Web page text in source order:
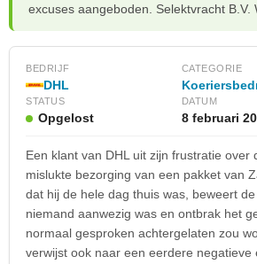
excuses aangeboden. Selektvracht B.V.
BEDRIJF
DHL
CATEGORIE
STATUS
Opgelost
DATUM
8 februari
Een klant van DHL uit zijn frustratie over
mislukte bezorging van een pakket van
dat hij de hele dag thuis was, beweert
niemand aanwezig was en ontbrak het
normaal gesproken achtergelaten zou
verwijst ook naar een eerdere negatieve